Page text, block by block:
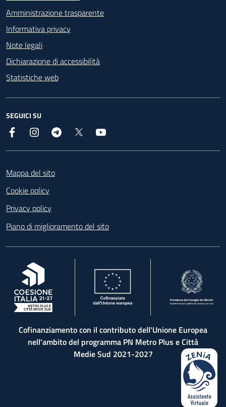
Amministrazione trasparente
Informativa privacy
Note legali
Dichiarazione di accessibilità
Statistiche web
SEGUICI SU
Facebook InstagramTelegram
Mappa del sito
Cookie policy
Privacy policy
Piano di miglioramento del sito
, apre in una nuova scheda
Cofinanziamento con il contributo dell'Unione Europea
nell'ambito del programma PN Metro Plus e Città
Medie Sud 2021-2027